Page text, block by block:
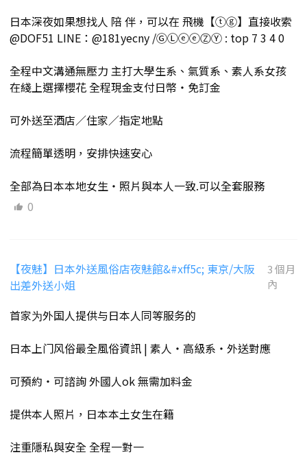
日本深夜如果想找人 陪 伴，可以在 飛機【ⓣⓖ】直接收索
@DOF51 LINE：@181yecny /ⒼⓁⓔⓔⓏⓎ : top 7 3 4 0
全程中文溝通無壓力 主打大學生系、氣質系、素人系女孩
在綫上選擇櫻花 全程現金支付日幣・免訂金
可外送至酒店／住家／指定地點
流程簡單透明，安排快速安心
全部為日本本地女生・照片與本人一致.可以全套服務
0
【夜魅】日本外送風俗店夜魅館&#xff5c; 東京/大阪
出差外送小姐
3 個月
內
首家为外国人提供与日本人同等服务的
日本上门风俗最全風俗資訊 | 素人・高級系・外送對應
可預約・可諮詢 外國人ok 無需加料金
提供本人照片，日本本土女生在籍
注重隱私與安全 全程一對一